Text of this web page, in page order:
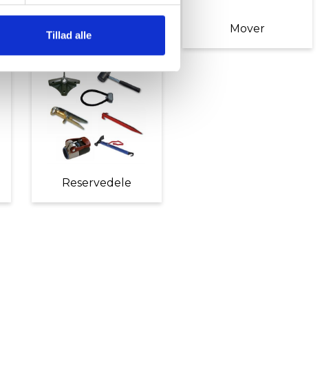
Tillad alle
Diverse tilbehør Mover
Reservedele